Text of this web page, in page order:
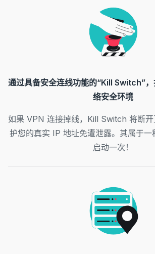
通过具备安全连线功能的“Kill Switch”
络安全环境
如果 VPN 连接掉线，Kill Switch 将断
护您的真实 IP 地址免遭泄露。其属于一
启动一次！